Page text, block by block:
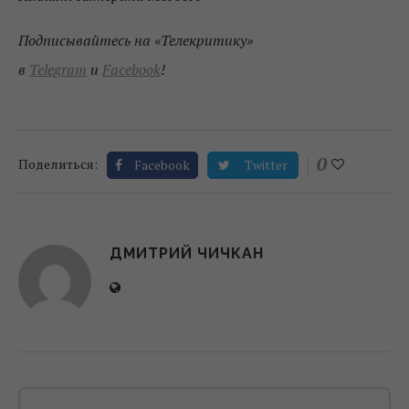
Подписывайтесь на «Телекритику»
в Telegram и Facebook!
Поделиться: Facebook Twitter 0
ДМИТРИЙ ЧИЧКАН